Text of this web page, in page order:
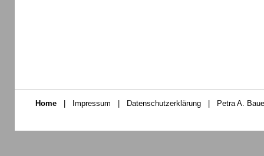
Home | Impressum | Datenschutzerklärung | Petra A.